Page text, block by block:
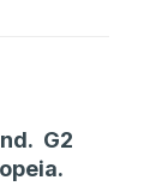
G2